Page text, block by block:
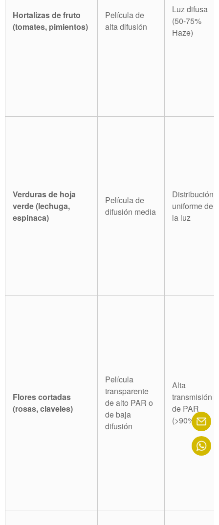
Hortalizas de fruto
(tomates, pimientos)
Película de
alta difusión
Luz difusa
(50-75%
Haze)
Verduras de hoja
verde (lechuga,
espinaca)
Película de
difusión media
Distribución
uniforme de
la luz
Flores cortadas
(rosas, claveles)
Película
transparente
de alto PAR o
de baja
difusión
Alta
transmisión
de PAR
(>90%)